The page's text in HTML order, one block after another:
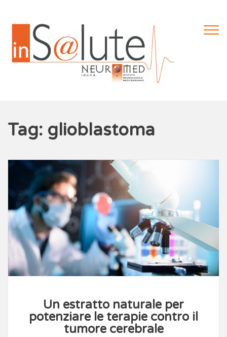
Tag: glioblastoma
Un estratto naturale per
potenziare le terapie contro il
tumore cerebrale